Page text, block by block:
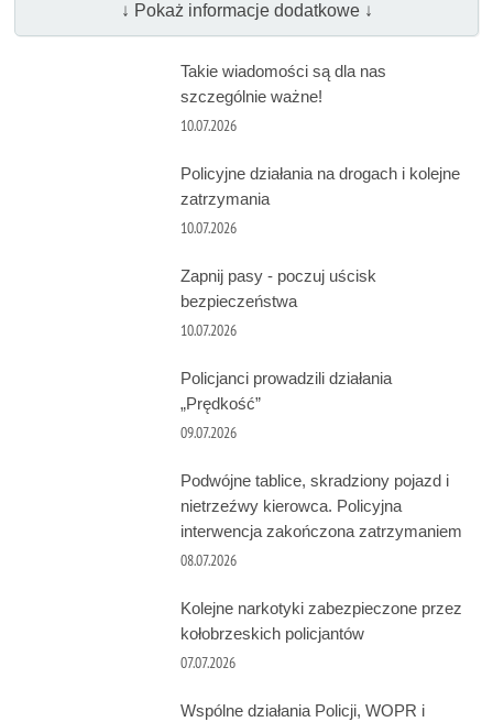
↓ Pokaż informacje dodatkowe ↓
Takie wiadomości są dla nas
szczególnie ważne!
10.07.2026
Policyjne działania na drogach i kolejne
zatrzymania
10.07.2026
Zapnij pasy - poczuj uścisk
bezpieczeństwa
10.07.2026
Policjanci prowadzili działania
„Prędkość”
09.07.2026
Podwójne tablice, skradziony pojazd i
nietrzeźwy kierowca. Policyjna
interwencja zakończona zatrzymaniem
08.07.2026
Kolejne narkotyki zabezpieczone przez
kołobrzeskich policjantów
07.07.2026
Wspólne działania Policji, WOPR i